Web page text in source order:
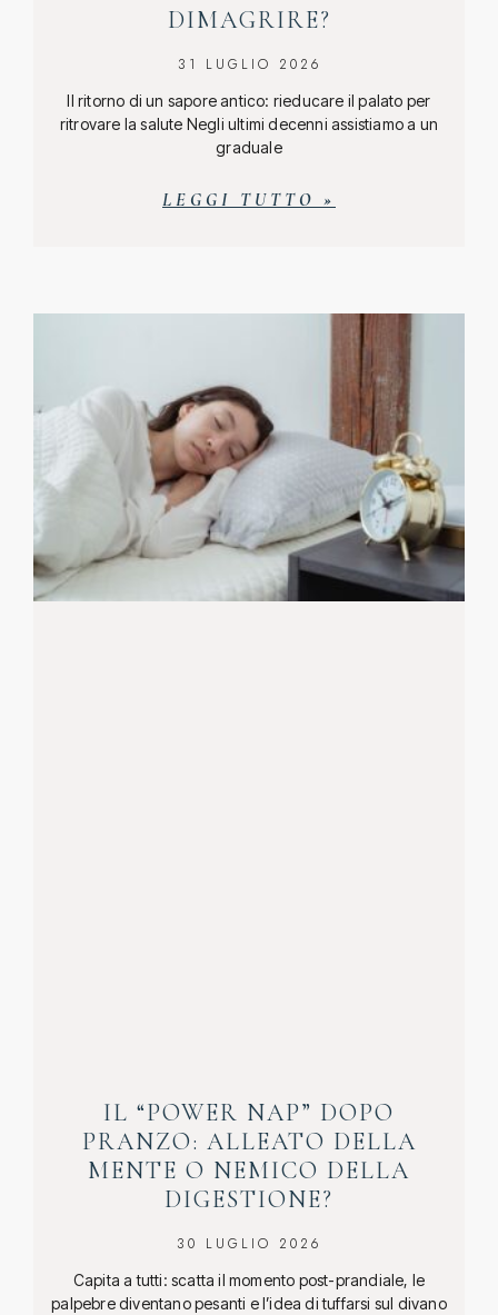
DIMAGRIRE?
31 LUGLIO 2026
Il ritorno di un sapore antico: rieducare il palato per
ritrovare la salute Negli ultimi decenni assistiamo a un
graduale
LEGGI TUTTO »
IL “POWER NAP” DOPO
PRANZO: ALLEATO DELLA
MENTE O NEMICO DELLA
DIGESTIONE?
30 LUGLIO 2026
Capita a tutti: scatta il momento post-prandiale, le
palpebre diventano pesanti e l’idea di tuffarsi sul divano